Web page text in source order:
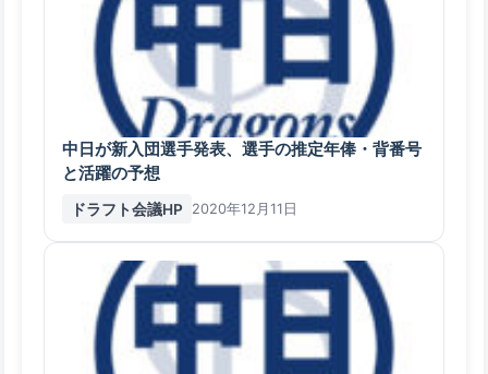
中日が新入団選手発表、選手の推定年俸・背番号
と活躍の予想
ドラフト会議HP 2020年12月11日